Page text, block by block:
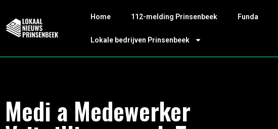
Home 112-melding Prinsenbeek Funda
Lokale bedrijven Prinsenbeek
Medi a Medewerker